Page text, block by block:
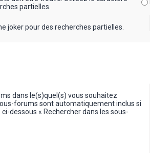
partielles.
joker pour des recherches partielles.
dans le(s)quel(s) vous souhaitez
forums sont automatiquement inclus si
dessous « Rechercher dans les sous-